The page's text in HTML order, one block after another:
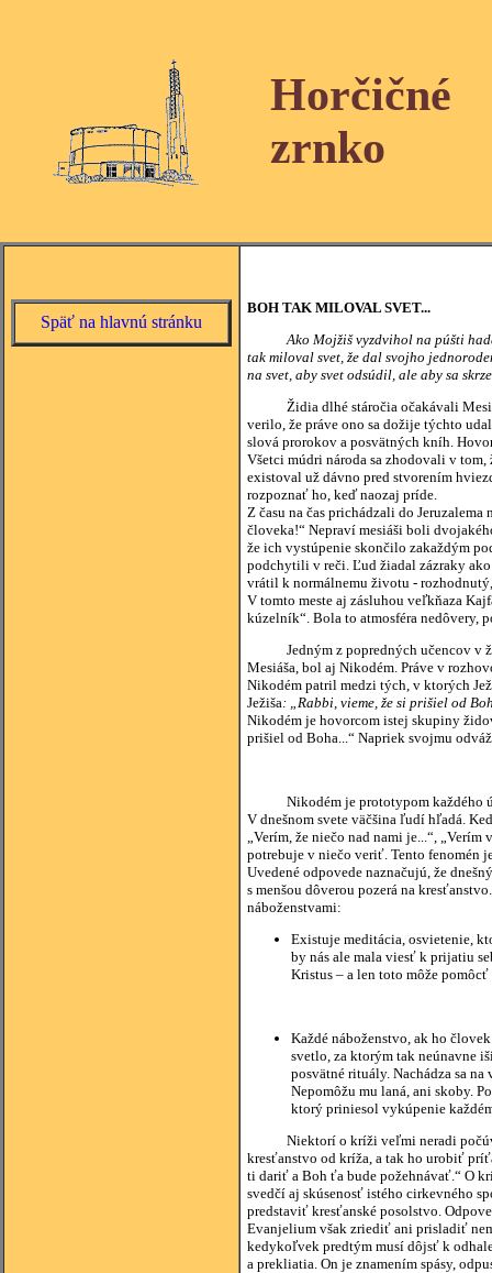
Horčičné
zrnko
Späť na hlavnú stránku
BOH TAK MILOVAL SVET...
Ako Mojžiš vyzdvihol na púšti
tak miloval svet, že dal svojho
na svet, aby svet odsúdil, ale aby sa
Židia dlhé stáročia očakávali
verilo, že práve ono sa dožije týchto
slová prorokov a posvätných kníh.
Všetci múdri národa sa zhodovali v
existoval už dávno pred stvorením
rozpoznať ho, keď naozaj príde.
Z času na čas prichádzali do
človeka!“ Nepraví mesiáši boli
že ich vystúpenie skončilo zakaždým
podchytili v reči. Ľud žiadal zázraky
vrátil k normálnemu životu -
V tomto meste aj zásluhou veľkňaza
kúzelník“. Bola to atmosféra nedôvery,
Jedným z popredných učencov v
Mesiáša, bol aj Nikodém. Práve v
Nikodém patril medzi tých, v ktorých
Ježiša: „Rabbi, vieme, že si prišiel od
Nikodém je hovorcom istej skupiny
prišiel od Boha...“ Napriek svojmu
Nikodém je prototypom každého
V dnešnom svete väčšina ľudí hľadá.
„Verím, že niečo nad nami je...“,
potrebuje v niečo veriť. Tento fenomén
Uvedené odpovede naznačujú, že
s menšou dôverou pozerá na
náboženstvami:
Existuje meditácia, osvietenie,
by nás ale mala viesť k prijatiu
Kristus – a len toto môže pomôcť
Každé náboženstvo, ak ho
svetlo, za ktorým tak neúnavne
posvätné rituály. Nachádza sa
Nepomôžu mu laná, ani skoby.
ktorý priniesol vykúpenie
Niektorí o kríži veľmi neradi
kresťanstvo od kríža, a tak ho urobiť
ti dariť a Boh ťa bude požehnávať.“ O
svedčí aj skúsenosť istého cirkevného
predstaviť kresťanské posolstvo.
Evanjelium však zriediť ani prisladiť
kedykoľvek predtým musí dôjsť k
a prekliatia. On je znamením spásy,